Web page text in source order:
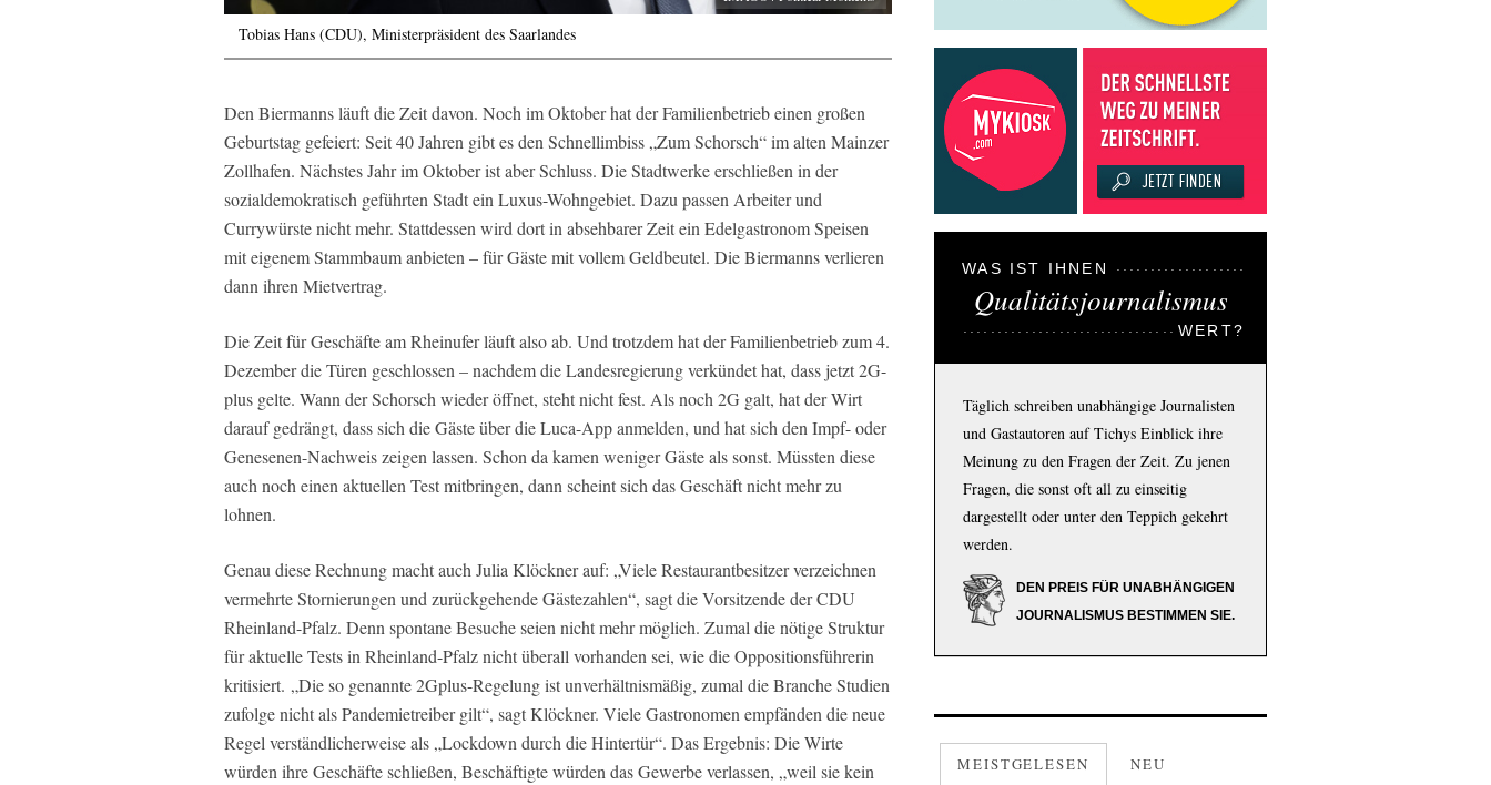
Tobias Hans (CDU), Ministerpräsident des Saarlandes
Den Biermanns läuft die Zeit davon. Noch im Oktober hat der Familienbetrieb einen großen
Geburtstag gefeiert: Seit 40 Jahren gibt es den Schnellimbiss „Zum Schorsch“ im alten Mainzer
Zollhafen. Nächstes Jahr im Oktober ist aber Schluss. Die Stadtwerke erschließen in der
sozialdemokratisch geführten Stadt ein Luxus-Wohngebiet. Dazu passen Arbeiter und
Currywürste nicht mehr. Stattdessen wird dort in absehbarer Zeit ein Edelgastronom Speisen
mit eigenem Stammbaum anbieten – für Gäste mit vollem Geldbeutel. Die Biermanns verlieren
dann ihren Mietvertrag.
Die Zeit für Geschäfte am Rheinufer läuft also ab. Und trotzdem hat der Familienbetrieb zum 4.
Dezember die Türen geschlossen – nachdem die Landesregierung verkündet hat, dass jetzt 2G-
plus gelte. Wann der Schorsch wieder öffnet, steht nicht fest. Als noch 2G galt, hat der Wirt
darauf gedrängt, dass sich die Gäste über die Luca-App anmelden, und hat sich den Impf- oder
Genesenen-Nachweis zeigen lassen. Schon da kamen weniger Gäste als sonst. Müssten diese
auch noch einen aktuellen Test mitbringen, dann scheint sich das Geschäft nicht mehr zu
lohnen.
Genau diese Rechnung macht auch Julia Klöckner auf: „Viele Restaurantbesitzer verzeichnen
vermehrte Stornierungen und zurückgehende Gästezahlen“, sagt die Vorsitzende der CDU
Rheinland-Pfalz. Denn spontane Besuche seien nicht mehr möglich. Zumal die nötige Struktur
für aktuelle Tests in Rheinland-Pfalz nicht überall vorhanden sei, wie die Oppositionsführerin
kritisiert. „Die so genannte 2Gplus-Regelung ist unverhältnismäßig, zumal die Branche Studien
zufolge nicht als Pandemietreiber gilt“, sagt Klöckner. Viele Gastronomen empfänden die neue
Regel verständlicherweise als „Lockdown durch die Hintertür“. Das Ergebnis: Die Wirte
würden ihre Geschäfte schließen, Beschäftigte würden das Gewerbe verlassen, „weil sie kein
WAS IST IHNEN
Qualitätsjournalismus
WERT?
Täglich schreiben unabhängige Journalisten
und Gastautoren auf Tichys Einblick ihre
Meinung zu den Fragen der Zeit. Zu jenen
Fragen, die sonst oft all zu einseitig
dargestellt oder unter den Teppich gekehrt
werden.
DEN PREIS FÜR UNABHÄNGIGEN
JOURNALISMUS BESTIMMEN SIE.
MEISTGELESEN NEU